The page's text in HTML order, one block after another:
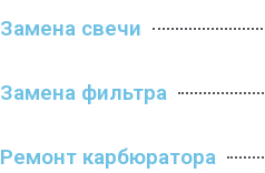
Замена свечи
Замена фильтра
Ремонт карбюратора